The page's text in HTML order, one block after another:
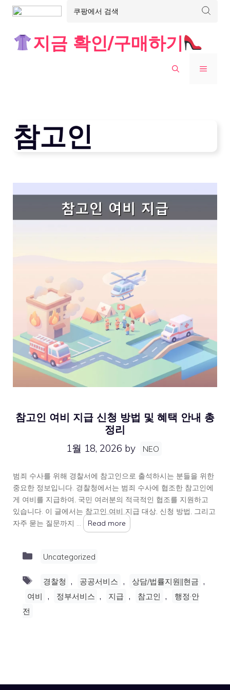
지금 확인/구매하기
MENU
참고인
참고인 여비 지급 신청 방법 및 혜택 안내 총
정리
1월 18, 2026 by NEO
범죄 수사를 위해 경찰서에 참고인으로 출석하시는 분들을 위한
중요한 정보입니다. 경찰청에서는 범죄 수사에 협조한 참고인에
게 여비를 지급하여, 국민 여러분의 적극적인 협조를 지원하고
있습니다. 이 글에서는 참고인 여비 지급 대상, 신청 방법, 그리고
자주 묻는 질문까지 …
Read more
Categories
Uncategorized
Tags
경찰청 , 공공서비스 , 상담/법률지원||현금 ,
여비 , 정부서비스 , 지급 , 참고인 ,
행정·안
전